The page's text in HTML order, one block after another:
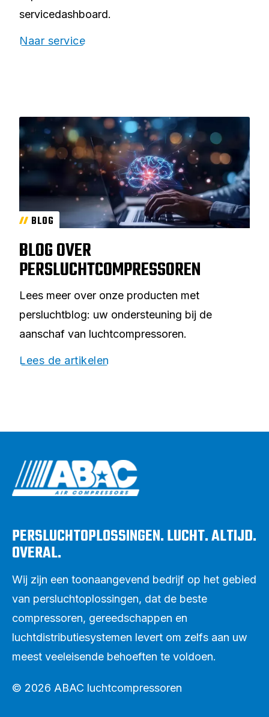
servicedashboard.
Naar service
BLOG
BLOG OVER
PERSLUCHTCOMPRESSOREN
Lees meer over onze producten met
persluchtblog: uw ondersteuning bij de
aanschaf van luchtcompressoren.
Lees de artikelen
PERSLUCHTOPLOSSINGEN. LUCHT. ALTIJD.
OVERAL.
Wij zijn een toonaangevend bedrijf op het gebied
van persluchtoplossingen, dat de beste
compressoren, gereedschappen en
luchtdistributiesystemen levert om zelfs aan uw
meest veeleisende behoeften te voldoen.
© 2026 ABAC luchtcompressoren